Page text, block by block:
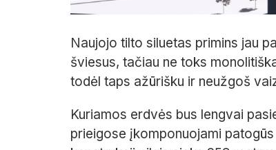
Naujojo tilto siluetas primins jau
šviesus, tačiau ne toks
todėl taps ažūrišku ir neužgoš
Kuriamos erdvės bus lengvai
prieigose įkomponuojami